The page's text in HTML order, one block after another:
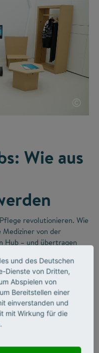
©
Wie aus
revolutionieren. Wie
Mediziner von der
Hub – und übertragen
und des Deutschen
Dienste von Dritten,
Abspielen von
Bereitstellen einer
einverstanden und
mit Wirkung für die